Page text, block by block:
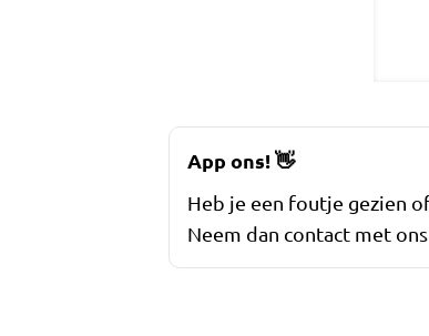
App ons!👋
Heb je een foutje gezien
Neem dan contact met ons